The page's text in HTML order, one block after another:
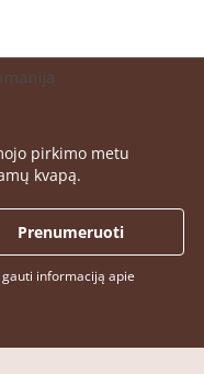
pirkimo metu
kvapą.
informaciją apie
Prenumeruoti